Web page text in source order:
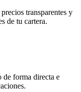
transparentes y
de tu cartera.
de forma directa e